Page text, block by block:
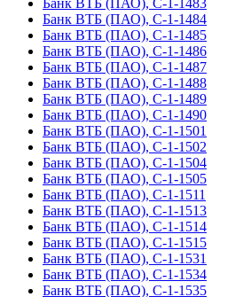
Банк ВТБ (ПАО), С-1-1483
Банк ВТБ (ПАО), С-1-1484
Банк ВТБ (ПАО), С-1-1485
Банк ВТБ (ПАО), С-1-1486
Банк ВТБ (ПАО), С-1-1487
Банк ВТБ (ПАО), С-1-1488
Банк ВТБ (ПАО), С-1-1489
Банк ВТБ (ПАО), С-1-1490
Банк ВТБ (ПАО), С-1-1501
Банк ВТБ (ПАО), С-1-1502
Банк ВТБ (ПАО), С-1-1504
Банк ВТБ (ПАО), С-1-1505
Банк ВТБ (ПАО), С-1-1511
Банк ВТБ (ПАО), С-1-1513
Банк ВТБ (ПАО), С-1-1514
Банк ВТБ (ПАО), С-1-1515
Банк ВТБ (ПАО), С-1-1531
Банк ВТБ (ПАО), С-1-1534
Банк ВТБ (ПАО), С-1-1535